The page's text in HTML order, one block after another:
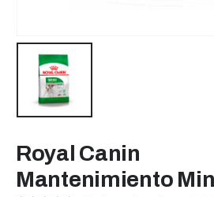
Royal Canin
Mantenimiento